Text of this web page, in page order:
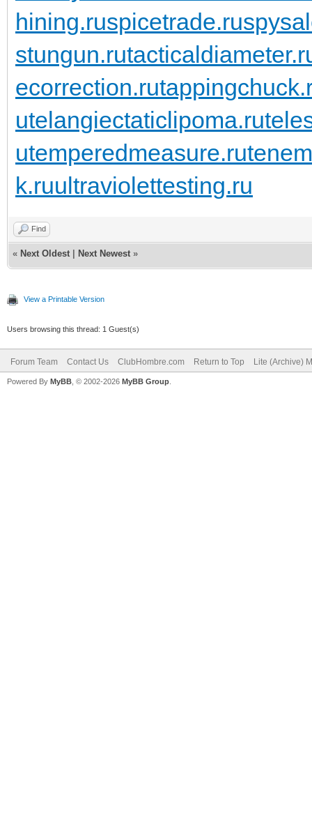
hining.ruspicetrade.ru
stungun.ru
ecorrection.ru
utelangiectaticlipoma.ru
utemperedmeasure.ru
k.ruultraviolettesting.ru
Find
« Next Oldest Next Newest »
View a Printable Version
Users browsing this thread: 1 Guest(s)
Forum Team Contact Us ClubHombre.com Return to Top Lite (Archive)
Powered By MyBB , © 2002-2026 MyBB Group